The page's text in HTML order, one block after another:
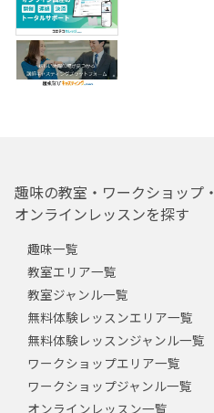
趣味の教室・ワークショップ・
オンラインレッスンを探す
趣味一覧
教室エリア一覧
教室ジャンル一覧
無料体験レッスンエリア一覧
無料体験レッスンジャンル一覧
ワークショップエリア一覧
ワークショップジャンル一覧
オンラインレッスン一覧